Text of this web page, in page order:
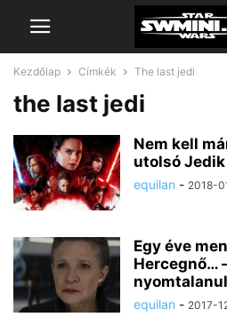
Kezdőlap Címkék The last jedi
the last jedi
Nem kell
utolsó
equilan - 2018-
Egy éve
Hercegnő…
nyomtalanul
equilan - 2017-